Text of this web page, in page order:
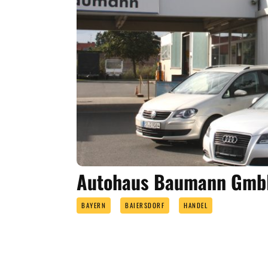
Autohaus Baumann
BAYERN BAIERSDORF HANDEL